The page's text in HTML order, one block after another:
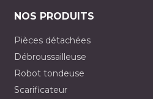
NOS PRODUITS
Pièces détachées
Débroussailleuse
Robot tondeuse
Scarificateur